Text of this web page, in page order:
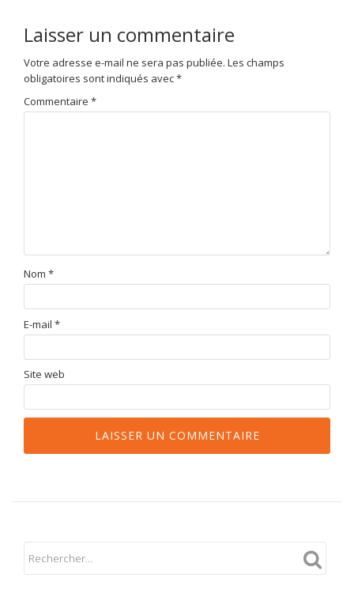
Laisser un commentaire
Votre adresse e-mail ne sera pas publiée. Les champs
obligatoires sont indiqués avec*
Commentaire *
Nom *
E-mail *
Site web